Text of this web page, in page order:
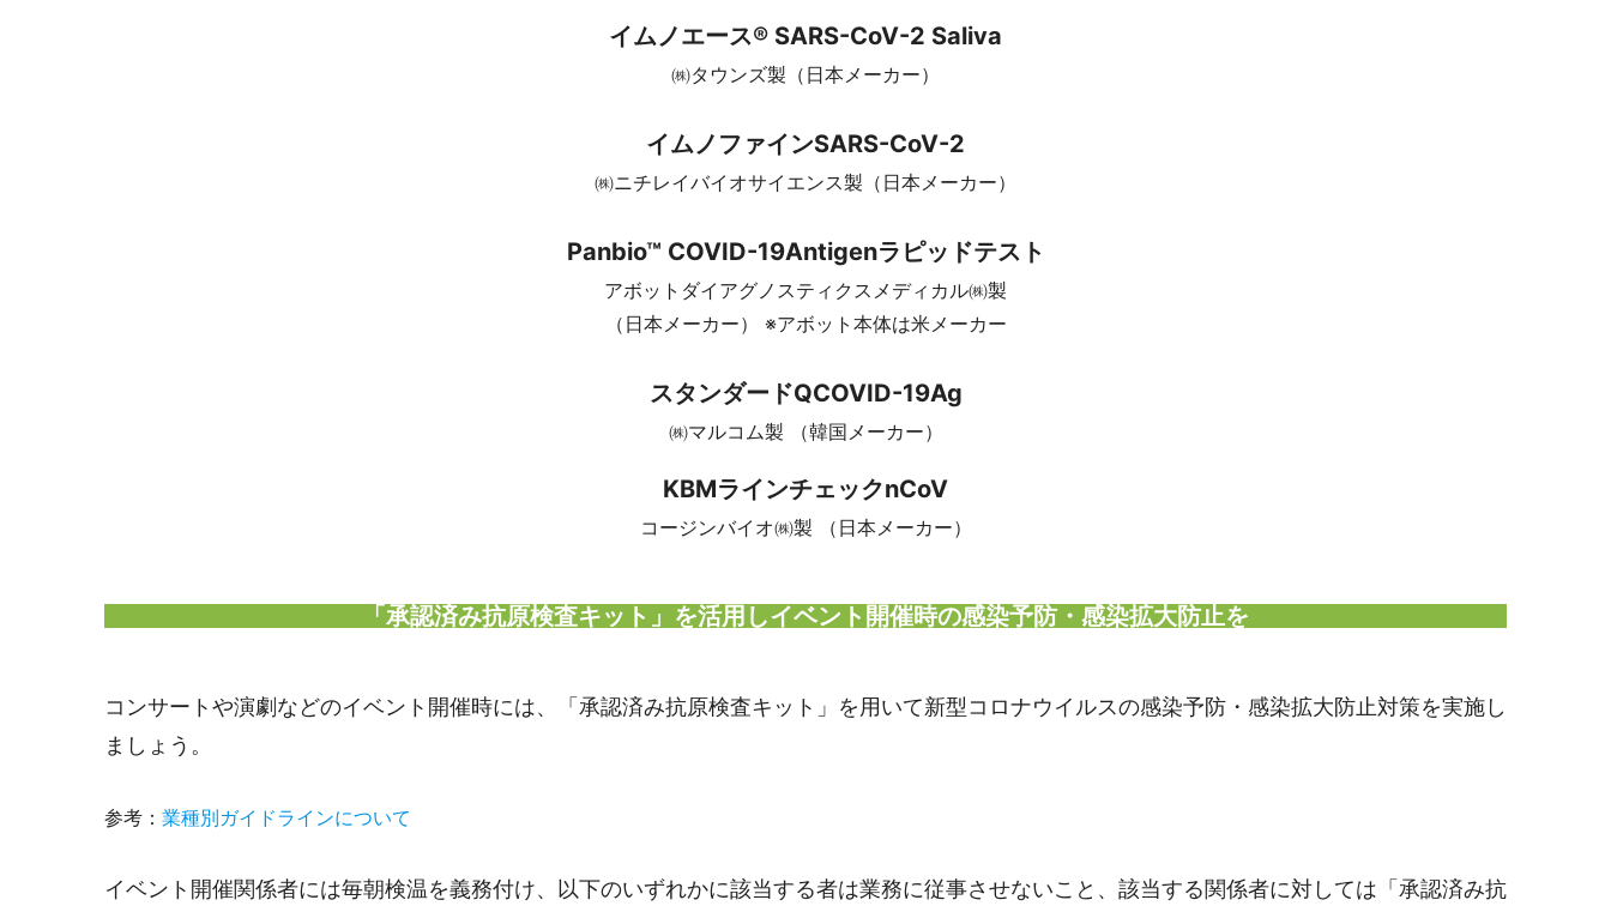
イムノエース® SARS-CoV-2 Saliva
㈱タウンズ製（日本メーカー）
イムノファインSARS-CoV-2
㈱ニチレイバイオサイエンス製（日本メーカー）
Panbio™ COVID-19Antigenラピッドテスト
アボットダイアグノスティクスメディカル㈱製
（日本メーカー） ※アボット本体は米メーカー
スタンダードQCOVID-19Ag
㈱マルコム製 （韓国メーカー）
KBMラインチェックnCoV
コージンバイオ㈱製 （日本メーカー）
「承認済み抗原検査キット」を活用しイベント開催時の感染予防・感染拡大防止を
コンサートや演劇などのイベント開催時には、「承認済み抗原検査キット」を用いて新型コロナウイルスの感染予防・感染拡大防止対策を実施し
ましょう。
参考： 業種別ガイドラインについて
イベント開催関係者には毎朝検温を義務付け、以下のいずれかに該当する者は業務に従事させないこと、該当する関係者に対しては「承認済み抗